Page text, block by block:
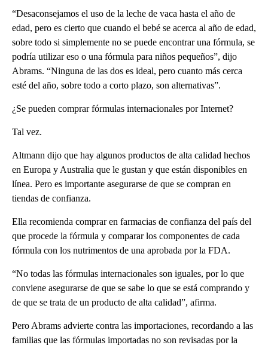
“Desaconsejamos el uso de la leche de vaca hasta el año de
edad, pero es cierto que cuando el bebé se acerca al año de edad,
sobre todo si simplemente no se puede encontrar una fórmula, se
podría utilizar eso o una fórmula para niños pequeños”, dijo
Abrams. “Ninguna de las dos es ideal, pero cuanto más cerca
esté del año, sobre todo a corto plazo, son alternativas”.
¿Se pueden comprar fórmulas internacionales por Internet?
Tal vez.
Altmann dijo que hay algunos productos de alta calidad hechos
en Europa y Australia que le gustan y que están disponibles en
línea. Pero es importante asegurarse de que se compran en
tiendas de confianza.
Ella recomienda comprar en farmacias de confianza del país del
que procede la fórmula y comparar los componentes de cada
fórmula con los nutrimentos de una aprobada por la FDA.
“No todas las fórmulas internacionales son iguales, por lo que
conviene asegurarse de que se sabe lo que se está comprando y
de que se trata de un producto de alta calidad”, afirma.
Pero Abrams advierte contra las importaciones, recordando a las
familias que las fórmulas importadas no son revisadas por la